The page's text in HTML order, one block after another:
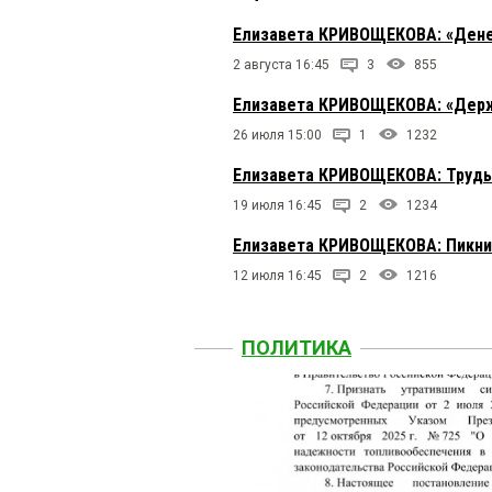
Елизавета КРИВОЩЕКОВА:
2 августа 16:45 3 855
Елизавета КРИВОЩЕКОВА:
26 июля 15:00 1 1232
Елизавета КРИВОЩЕКОВА:
19 июля 16:45 2 1234
Елизавета КРИВОЩЕКОВА:
12 июля 16:45 2 1216
ПОЛИТИКА